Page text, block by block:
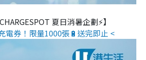
夏日消暑企劃⚡】
電券！限量1000張🔋送完即止 <